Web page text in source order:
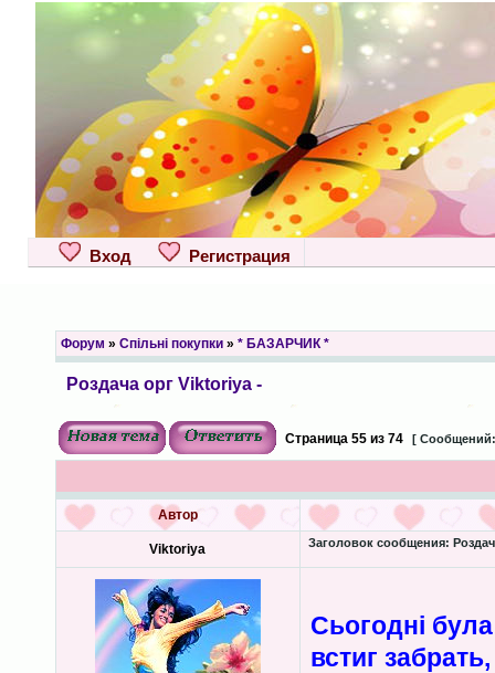
Вход Регистрация
Форум » Спільні покупки» * БАЗАРЧИК *
Роздача орг Viktoriya -
Страница 55из 74 [
Автор
Viktoriya Заголовок сообщения:
Сьогодні
встиг